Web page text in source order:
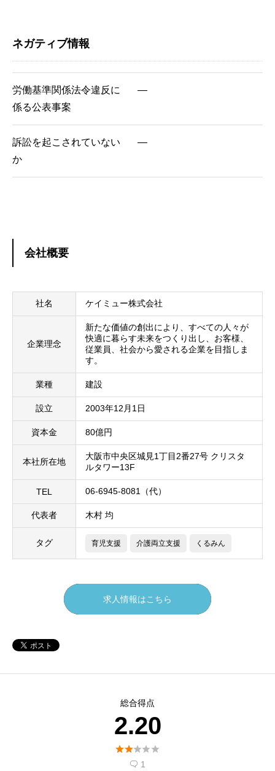
ネガティブ情報
労働基準関係法令違反に
係る公表事案
―
訴訟を起こされていない
か
―
会社概要
社名 ケイミュー株式会社
企業理念
新たな価値の創出により、すべての人々が
快適に暮らす未来をつくり出し、お客様、
従業員、社会から愛される企業を目指しま
す。
業種 建設
設立 2003年12月1日
資本金 80億円
本社所在地
大阪市中央区城見1丁目2番27号 クリスタ
ルタワー13F
TEL 06-6945-8081（代）
代表者 木村 均
タグ 育児支援 介護両立支援 くるみん
求人情報はこちら
総合得点
2.20

 1